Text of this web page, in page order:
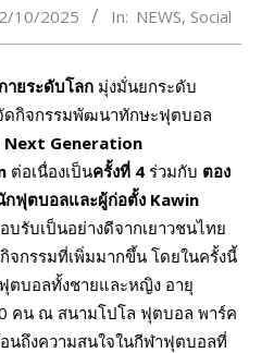
10/2025 In: NEWS, Social
ายระดับโลก มุ่งมั่นยกระดับ
กิจกรรมพัฒนาทักษะฟุตบอล
Next Generation
ต่อเนื่องเป็นครั้งที่ 4 ร่วมกับ ตอง
กฟุตบอลและผู้ก่อตั้ง Kawin
บรับเป็นอย่างดีจากเยาวชนไทย
จกรรมที่เพิ่มมากขึ้น โดยในครั้งนี้
ตบอลทั้งชายและหญิง อายุ
คน ณ สนามโปโล ฟุตบอล พาร์ค
นถึงความสนใจในกีฬาฟุตบอลที่